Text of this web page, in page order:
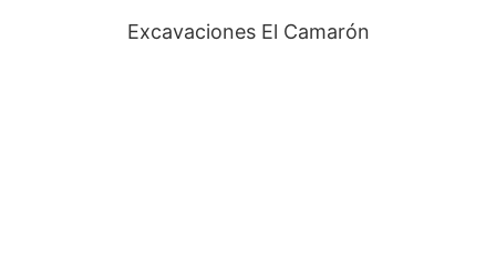
Excavaciones El Camarón